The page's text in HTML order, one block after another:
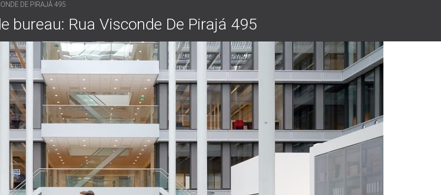
DE PIRAJÁ 495
bureau: Rua Visconde De Pirajá 495